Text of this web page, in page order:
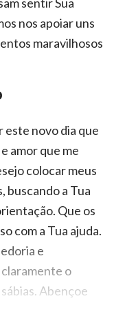
nos apoiar uns
maravilhosos
este novo dia que
amor que me
colocar meus
buscando a Tua
Que os
com a Tua ajuda.
e
o
Abençoe